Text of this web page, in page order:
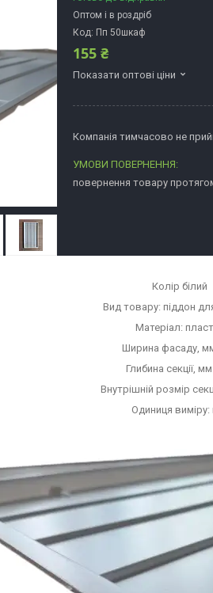
Оптом і в роздріб
Код: Пп 50шкаф
155 ₴
Показати оптові ціни
Компанія тимчасово не
повернення товару
Колір білий
Вид товару: піддон
Матеріал:
Ширина фасаду,
Глибина секції,
Внутрішній розмір
Одиниця